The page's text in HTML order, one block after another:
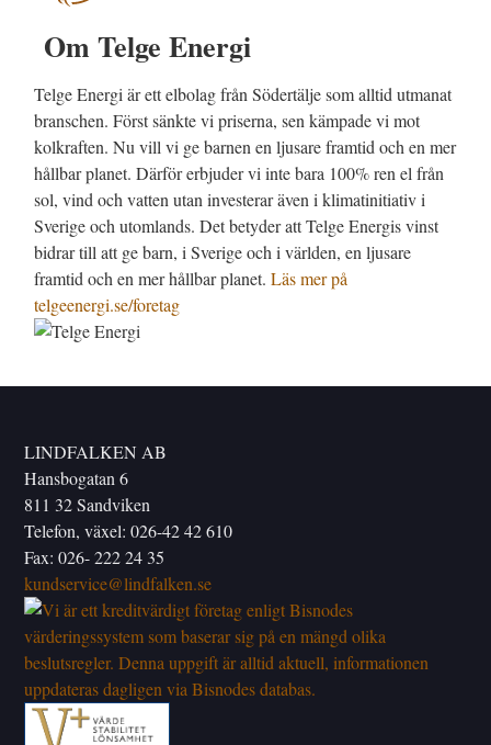
Om Telge Energi
Telge Energi är ett elbolag från Södertälje som alltid utmanat
branschen. Först sänkte vi priserna, sen kämpade vi mot
kolkraften. Nu vill vi ge barnen en ljusare framtid och en mer
hållbar planet. Därför erbjuder vi inte bara 100% ren el från
sol, vind och vatten utan investerar även i klimatinitiativ i
Sverige och utomlands. Det betyder att Telge Energis vinst
bidrar till att ge barn, i Sverige och i världen, en ljusare
framtid och en mer hållbar planet.Läs mer på
telgeenergi.se/foretag
LINDFALKEN AB
Hansbogatan 6
811 32 Sandviken
Telefon, växel: 026-42 42 610
Fax: 026- 222 24 35
kundservice@lindfalken.se